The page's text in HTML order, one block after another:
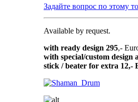
Задайте вопрос по этому
Available by request.
with ready design 295,-
with special/custom design
stick / beater for extra 12,-